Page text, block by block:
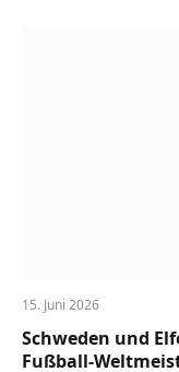
15. Juni 2026
Schweden und
Fußball-